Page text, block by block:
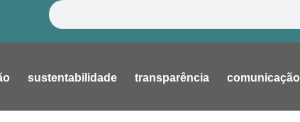
Pesquisar
sustentabilidade transparência comunicação